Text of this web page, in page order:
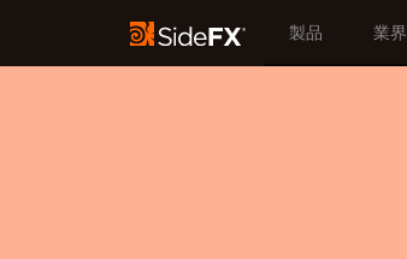
製品 業界